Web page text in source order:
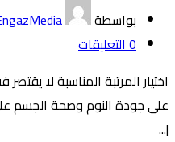
بواسطة
0التعليقات
اختيار المرتبة المناسبة لا
على جودة النوم وصحة الجسم
|...